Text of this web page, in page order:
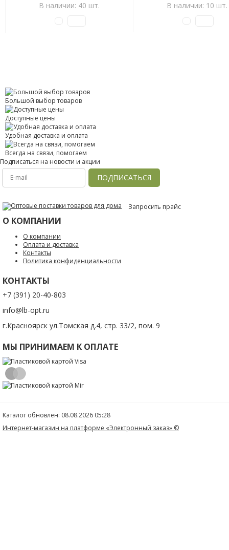
В наличии: 40 шт. В наличии: 10 шт.
Большой выбор товаров
Доступные цены
Удобная доставка и оплата
Всегда на связи, помогаем
Подписаться на новости и акции
ПОДПИСАТЬСЯ
Запросить прайс
О КОМПАНИИ
О компании
Оплата и доставка
Контакты
Политика конфиденциальности
КОНТАКТЫ
+7 (391) 20-40-803
info@lb-opt.ru
г.Красноярск ул.Томская д.4, стр. 33/2, пом. 9
МЫ ПРИНИМАЕМ К ОПЛАТЕ
Каталог обновлен: 08.08.2026 05:28
Интернет-магазин на платформе «Электронный заказ» ©